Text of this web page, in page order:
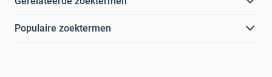
Populaire zoektermen